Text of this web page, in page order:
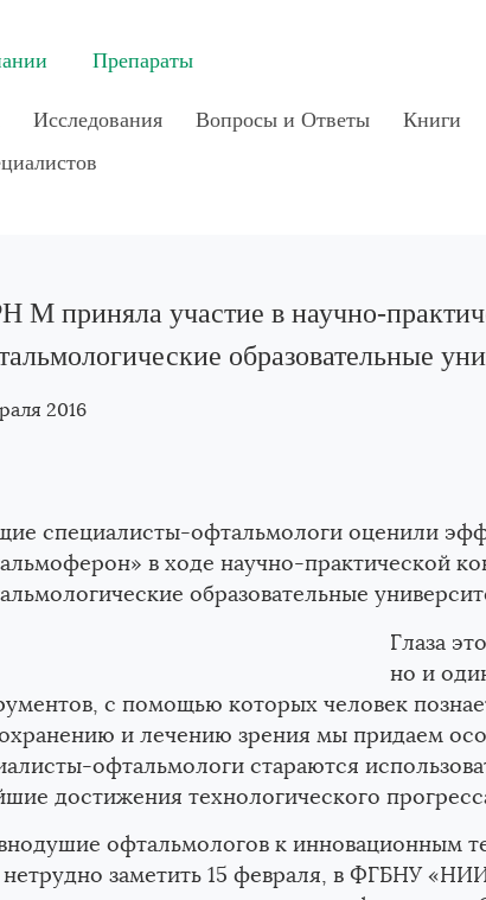
Препараты
Исследования Вопросы и Ответы Книги
М приняла участие в научно-
образовательные
2016
специалисты-офтальмологи оценили
в ходе научно-практической
образовательные
Глаза
но и
с помощью которых человек
и лечению зрения мы придаем
офтальмологи стараются
достижения технологического
офтальмологов к инновационным
заметить 15 февраля, в ФГБНУ